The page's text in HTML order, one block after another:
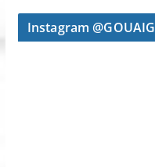
Instagram @GOUAIG